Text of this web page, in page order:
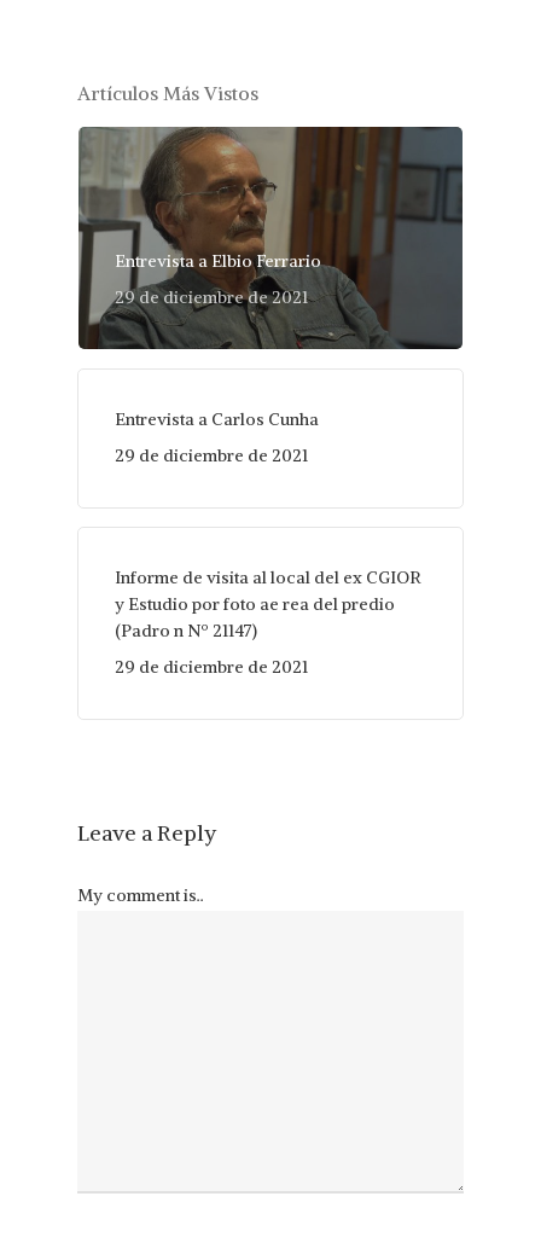
Artículos Más Vistos
Entrevista a Elbio Ferrario
29 de diciembre de 2021
Entrevista a Carlos Cunha
29 de diciembre de 2021
Informe de visita al local del ex CGIOR
y Estudio por foto ae rea del predio
(Padro n Nº 21147)
29 de diciembre de 2021
Leave a Reply
My comment is..